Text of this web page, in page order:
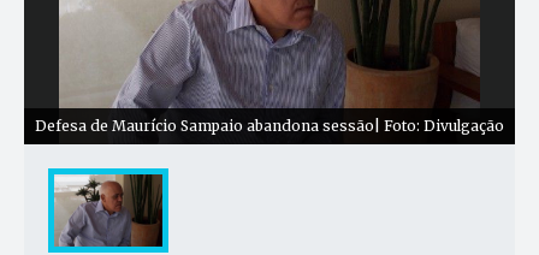
Defesa de Maurício Sampaio abandona sessão| Foto: Divulgação